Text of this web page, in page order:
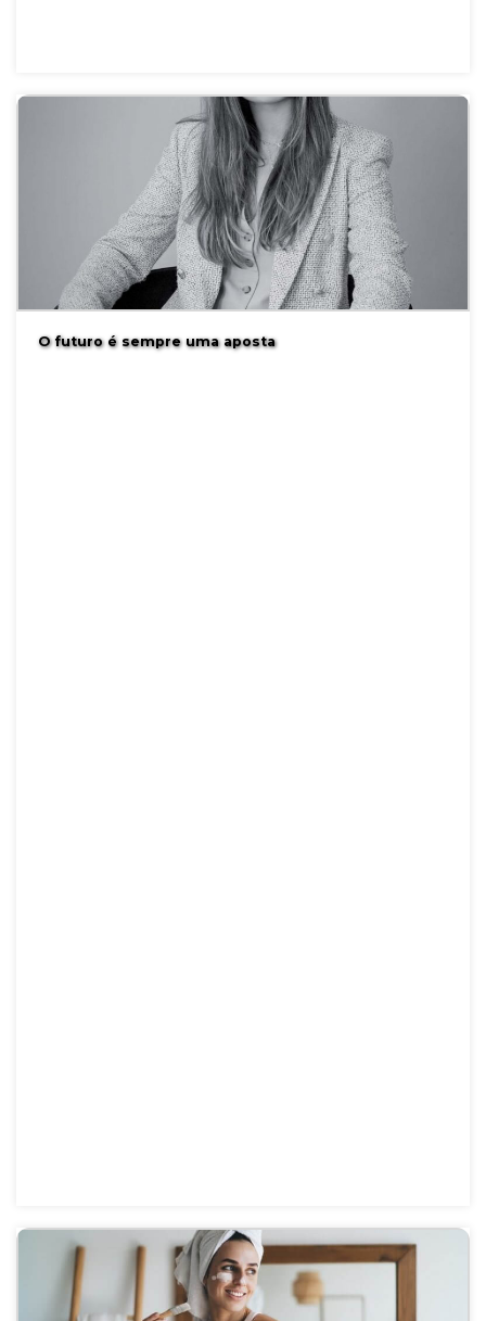
O futuro é sempre uma aposta